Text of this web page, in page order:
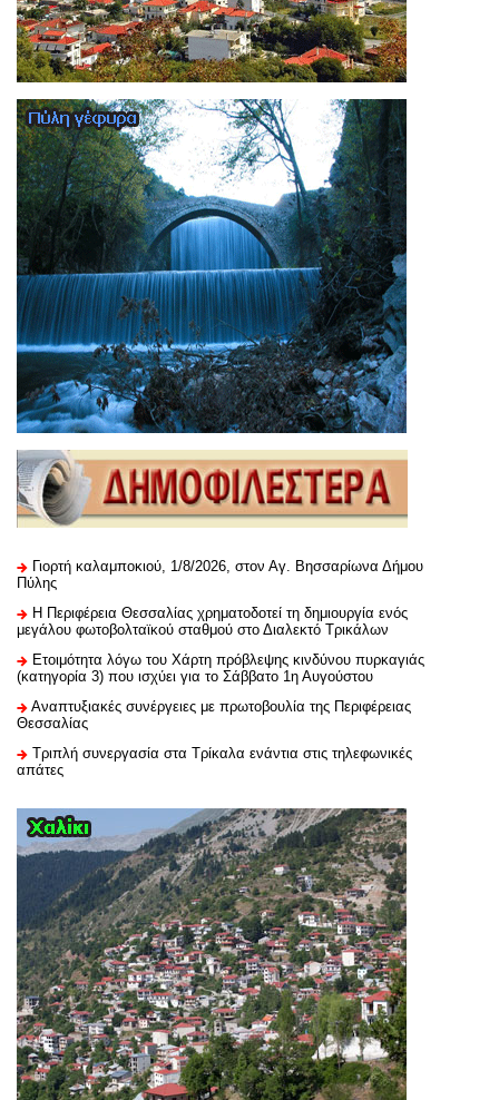
Γιορτή καλαμποκιού, 1/8/2026, στον Αγ. Βησσαρίωνα Δήμου
Πύλης
H Περιφέρεια Θεσσαλίας χρηματοδοτεί τη δημιουργία ενός
μεγάλου φωτοβολταϊκού σταθμού στο Διαλεκτό Τρικάλων
Ετοιμότητα λόγω του Χάρτη πρόβλεψης κινδύνου πυρκαγιάς
(κατηγορία 3) που ισχύει για το Σάββατο 1η Αυγούστου
Αναπτυξιακές συνέργειες με πρωτοβουλία της Περιφέρειας
Θεσσαλίας
Τριπλή συνεργασία στα Τρίκαλα ενάντια στις τηλεφωνικές
απάτες